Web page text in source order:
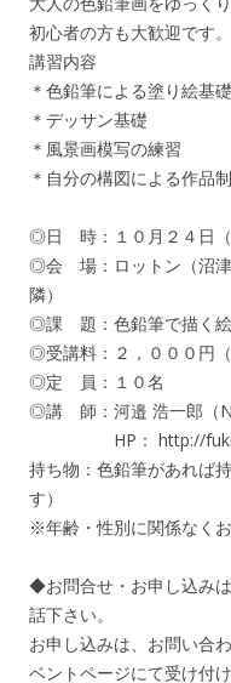
初心者の方も大歓迎です。
講習内容
＊色鉛筆による塗り絵基礎
＊デッサン基礎
＊風景画模写の練習
＊自分の構図による作品
◎日 時：１０月２４日（
◎会 場：ロットン（沼津
隣）
◎課 題：色鉛筆で描く
◎受講料：２，０００円（
◎定 員：１０名
◎講 師：河邉 浩一郎（
HP： http://
持ち物：色鉛筆があれば
す）
※年齢・性別に関係なく
◆お問合せ・お申し込み
話下さい。
お申し込みは、お問い合
ベントページにて受け付け